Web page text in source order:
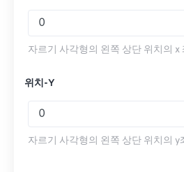
자르기 사각형의 왼쪽 상단 위치의 x
위치-Y
자르기 사각형의 왼쪽 상단 위치의